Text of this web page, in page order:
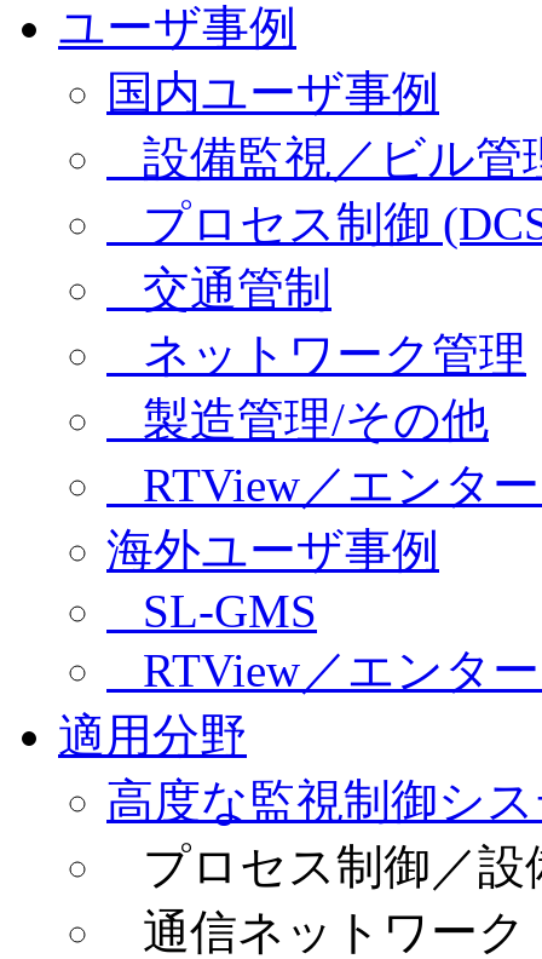
ユーザ事例
国内ユーザ事例
設備監視／ビル管
プロセス制御
交通管制
ネットワーク管理
製造管理/その他
RTView／エンタ
海外ユーザ事例
SL-GMS
RTView／エンタ
適用分野
高度な監視制御シ
プロセス制御／設
通信ネットワーク